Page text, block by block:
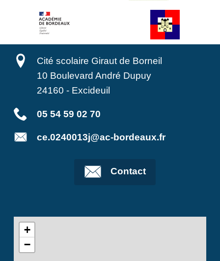
Cité scolaire Giraut de Borneil
10 Boulevard André Dupuy
24160 - Excideuil
05 54 59 02 70
ce.0240013j@ac-bordeaux.fr
Contact
+
−